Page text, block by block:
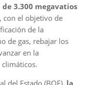
3.300 megavatios
el objetivo de
de la
de gas, rebajar los
en la
del Estado (BOE), la